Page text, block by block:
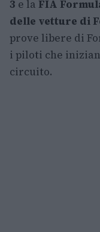
3 e la FIA
delle vetture di
prove libere di
i piloti che
circuito.